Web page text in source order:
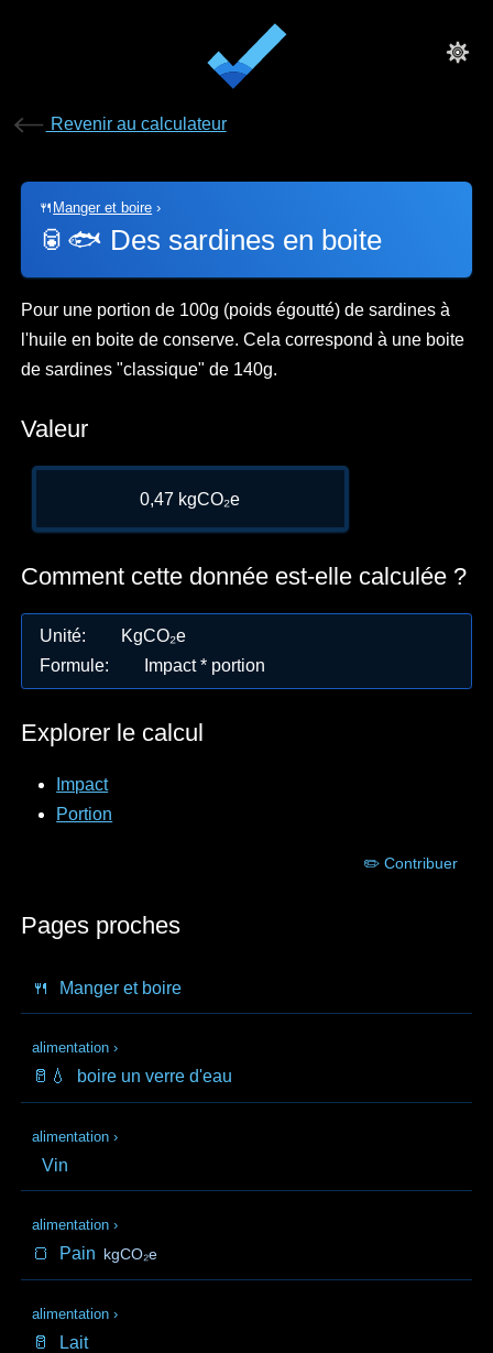
Revenir au calculateur
🍴 Manger et boire ›
🥫🐟 Des sardines en boite
Pour une portion de 100g (poids égoutté) de sardines à
l'huile en boite de conserve. Cela correspond à une boite
de sardines "classique" de 140g.
Valeur
0,47 kgCO₂e
Comment cette donnée est-elle calculée ?
Unité:
KgCO₂e
Formule: Impact * portion
Explorer le calcul
Impact
Portion
✏️ Contribuer
Pages proches
🍴 Manger et boire
alimentation ›
🥛💧 boire un verre d'eau
alimentation ›
Vin
alimentation ›
🍞 Pain kgCO₂e
alimentation ›
🥛 Lait